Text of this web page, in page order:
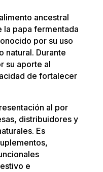
ancestral
la papa fermentada
por su uso
natural. Durante
su aporte al
de fortalecer
al por
distribuidores y
Es
e